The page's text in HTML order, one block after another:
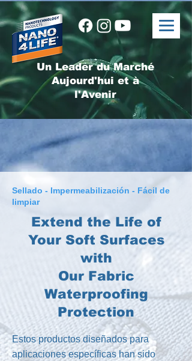
Un Leader du Marché
Aujourd'hui et à
l'Avenir
Sellado - Impermeabilización - Fácil de
limpiar
Extend the Life of
Your Soft Surfaces
with
Our Fabric
Waterproofing
Protection
Estos productos diseñados para
aplicaciones específicas han sido